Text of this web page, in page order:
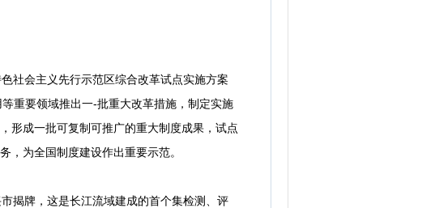
会主义先行示范区综合改革试点实施方案
重要领域推出一-批重大改革措施，制定实施
形成一批可复制可推广的重大制度成果，试点
，为全国制度建设作出重要示范。
牌，这是长江流域建成的首个集检测、评